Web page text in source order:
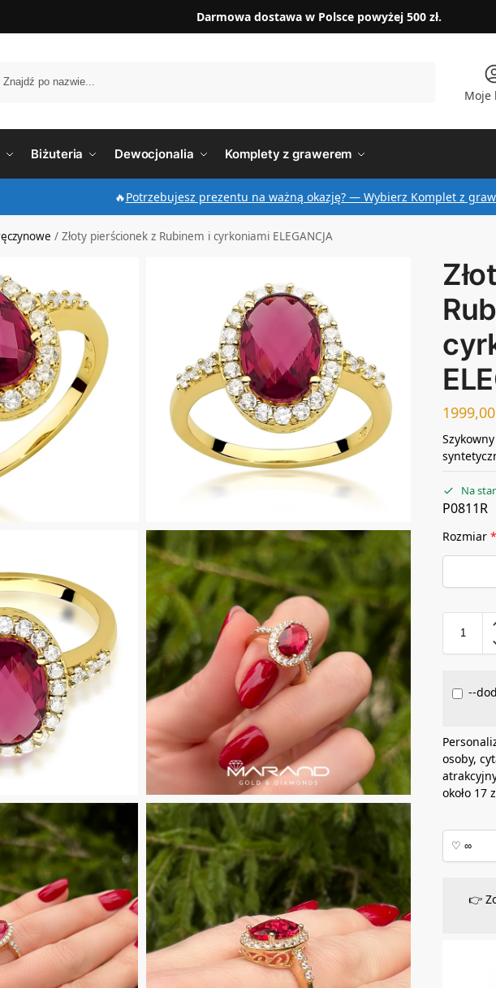
Darmowa dostawa w Polsce powyżej 500 zł.
Moje
Biżuteria Dewocjonalia Komplety z grawerem
🔥Potrzebujesz prezentu na ważną okazję? — Wybierz Komplet z
/Złoty pierścionek z Rubinem i cyrkoniami ELEGANCJA
1999,00
Na
P0811R
Rozmiar*
--
osoby,
około 17
👉